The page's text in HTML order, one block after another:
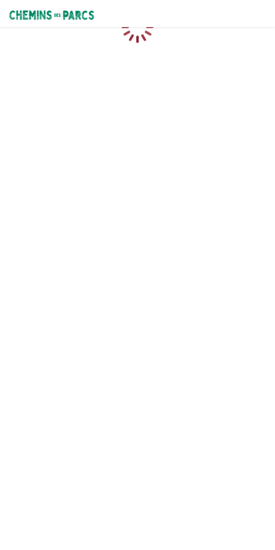
Chemins des Parcs
Loading